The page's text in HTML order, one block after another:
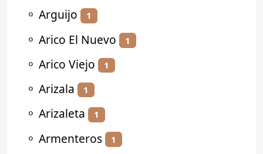
⚬ Arguijo 1
⚬ Arico El Nuevo 1
⚬ Arico Viejo 1
⚬ Arizala 1
⚬ Arizaleta 1
⚬ Armenteros 1